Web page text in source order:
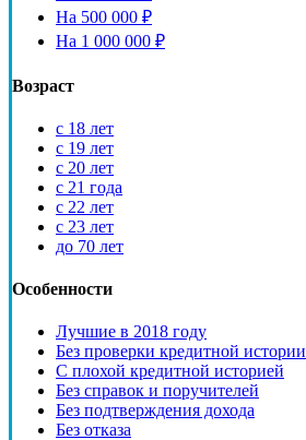
На 500 000 ₽
На 1 000 000 ₽
Возраст
с 18 лет
с 19 лет
с 20 лет
с 21 года
с 22 лет
с 23 лет
до 70 лет
Особенности
Лучшие в 2018 году
Без проверки кредитной истории
С плохой кредитной историей
Без справок и поручителей
Без подтверждения дохода
Без отказа